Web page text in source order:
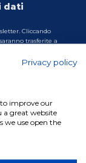
dati
Cliccando
trasferite a
di
Privacy policy
to improve our
a great website
we use open the